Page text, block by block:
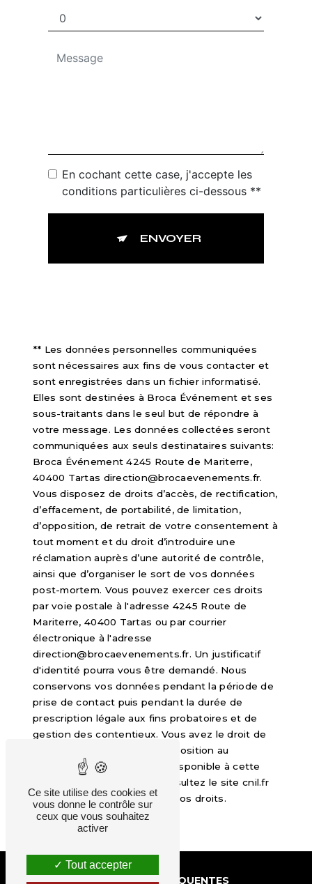
En cochant cette case, j'accepte les
conditions particulières ci-dessous **
ENVOYER
** Les données personnelles communiquées
sont nécessaires aux fins de vous contacter et
sont enregistrées dans un fichier informatisé.
Elles sont destinées à Broca Événement et ses
sous-traitants dans le seul but de répondre à
votre message. Les données collectées seront
communiquées aux seuls destinataires suivants:
Broca Événement 4245 Route de Mariterre,
40400 Tartas direction@brocaevenements.fr.
Vous disposez de droits d’accès, de rectification,
d’effacement, de portabilité, de limitation,
d’opposition, de retrait de votre consentement à
tout moment et du droit d’introduire une
réclamation auprès d’une autorité de contrôle,
ainsi que d’organiser le sort de vos données
post-mortem. Vous pouvez exercer ces droits
par voie postale à l'adresse 4245 Route de
Mariterre, 40400 Tartas ou par courrier
électronique à l'adresse
direction@brocaevenements.fr. Un justificatif
d'identité pourra vous être demandé. Nous
conservons vos données pendant la période de
prise de contact puis pendant la durée de
prescription légale aux fins probatoires et de
gestion des contentieux. Vous avez le droit de
vous inscrire sur la liste d'opposition au
démarchage téléphonique, disponible à cette
. Consultez le site cnil.fr
pour plus d’informations sur vos droits.
RECHERCHES FRÉQUENTES
Ce site utilise des cookies et
vous donne le contrôle sur
ceux que vous souhaitez
activer
Tout accepter